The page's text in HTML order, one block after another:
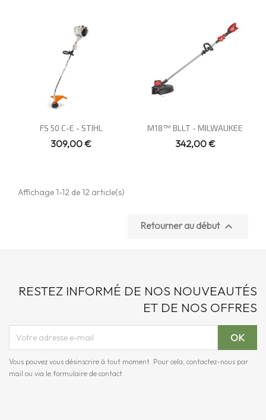
Vue rapide
FS 50 C-E - STIHL
309,00 €
 Vue rapide
M18™ BLLT - MILWAUKEE
342,00 €
Affichage 1-12 de 12 article(s)
Retourner au début 
RESTEZ INFORMÉ DE NOS NOUVEAUTÉS
ET DE NOS OFFRES
Vous pouvez vous désinscrire à tout moment. Pour cela, contactez-nous par
mail ou via le formulaire de contact.